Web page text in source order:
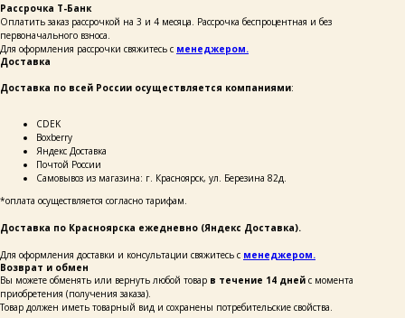
Рассрочка Т-Банк
Оплатить заказ рассрочкой на 3 и 4 месяца. Рассрочка беспроцентная и без
первоначального взноса.
Для оформления рассрочки свяжитесь с менеджером.
Доставка
Доставка по всей России осуществляется компаниями:
СDEK
Boxberry
Яндекс Доставка
Почтой России
Самовывоз из магазина: г. Красноярск, ул. Березина 82д.
*оплата осуществляется согласно тарифам.
Доставка по Красноярска ежедневно (Яндекс Доставка).
Для оформления доставки и консультации свяжитесь с менеджером.
Возврат и обмен
Вы можете обменять или вернуть любой товар в течение 14 дней с момента
приобретения (получения заказа).
Товар должен иметь товарный вид и сохранены потребительские свойства.
ОСТАВЬТЕ СВОИ
каталог
покупателям